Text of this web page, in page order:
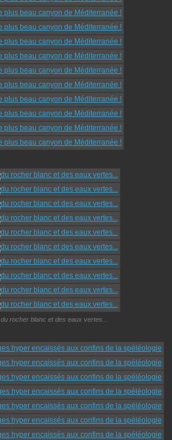
du rocher blanc et des eaux vertes...